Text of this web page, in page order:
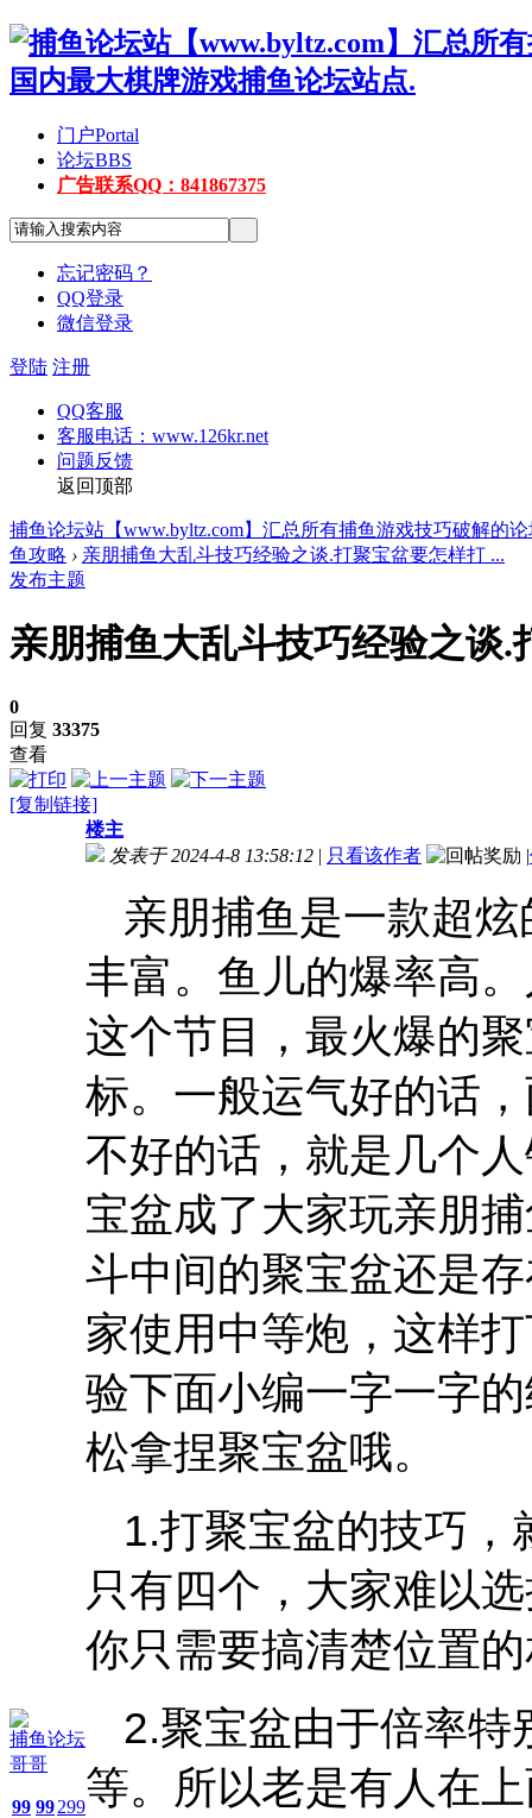
门户Portal
论坛BBS
广告联系QQ：841867375
忘记密码？
QQ登录
微信登录
登陆 注册
QQ客服
客服电话：www.126kr.net
问题反馈
返回顶部
捕鱼论坛站【www.byltz.com】汇总所有捕鱼游戏技巧破解的
鱼攻略 › 亲朋捕鱼大乱斗技巧经验之谈.打聚宝盆要怎样打 ...
发布主题
亲朋捕鱼大乱斗技巧经验之谈.
0
回复 33375
查看
[复制链接]
捕鱼论坛
哥哥
99 99299
楼主
发表于 2024-4-8 13:58:12 | 只看该作者 |
亲朋捕鱼是一款超
丰富。鱼儿的爆率高
这个节目，最火爆的
标。一般运气好的话
不好的话，就是几个
宝盆成了大家玩亲朋
斗中间的聚宝盆还是
家使用中等炮，这样
验下面小编一字一字
松拿捏聚宝盆哦。
1.打聚宝盆的技巧，
只有四个，大家难以
你只需要搞清楚位置
2.聚宝盆由于倍率特
等。所以老是有人在